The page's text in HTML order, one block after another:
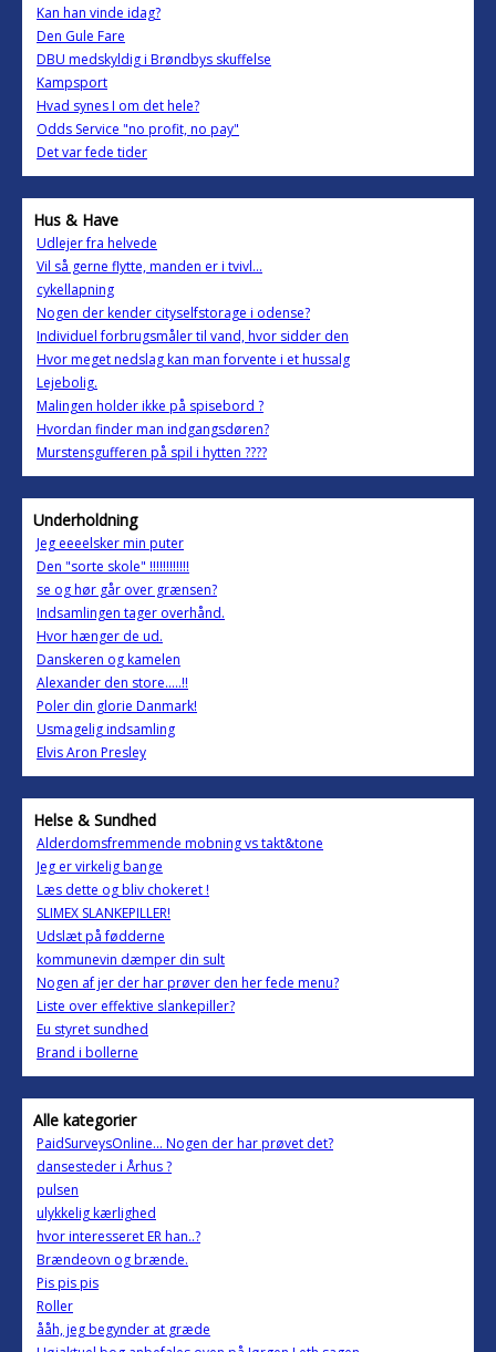
Kan han vinde idag?
Den Gule Fare
DBU medskyldig i Brøndbys skuffelse
Kampsport
Hvad synes I om det hele?
Odds Service "no profit, no pay"
Det var fede tider
Hus & Have
Udlejer fra helvede
Vil så gerne flytte, manden er i tvivl...
cykellapning
Nogen der kender cityselfstorage i odense?
Individuel forbrugsmåler til vand, hvor sidder den
Hvor meget nedslag kan man forvente i et hussalg
Lejebolig.
Malingen holder ikke på spisebord ?
Hvordan finder man indgangsdøren?
Murstensgufferen på spil i hytten ????
Underholdning
Jeg eeeelsker min puter
Den "sorte skole" !!!!!!!!!!!!
se og hør går over grænsen?
Indsamlingen tager overhånd.
Hvor hænger de ud.
Danskeren og kamelen
Alexander den store.....!!
Poler din glorie Danmark!
Usmagelig indsamling
Elvis Aron Presley
Helse & Sundhed
Alderdomsfremmende mobning vs takt&tone
Jeg er virkelig bange
Læs dette og bliv chokeret !
SLIMEX SLANKEPILLER!
Udslæt på fødderne
kommunevin dæmper din sult
Nogen af jer der har prøver den her fede menu?
Liste over effektive slankepiller?
Eu styret sundhed
Brand i bollerne
Alle kategorier
PaidSurveysOnline... Nogen der har prøvet det?
dansesteder i Århus ?
pulsen
ulykkelig kærlighed
hvor interesseret ER han..?
Brændeovn og brænde.
Pis pis pis
Roller
ååh, jeg begynder at græde